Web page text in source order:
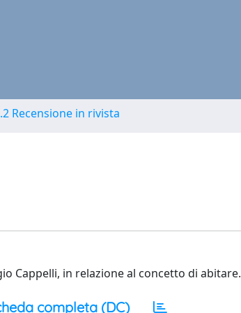
Recensione in rivista
Cappelli, in relazione al concetto di abitare.
completa (DC)